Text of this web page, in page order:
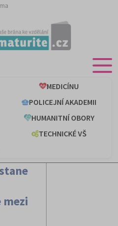
MEDICÍNU
POLICEJNÍ AKADEMII
HUMANITNÍ OBORY
TECHNICKÉ VŠ
mezi